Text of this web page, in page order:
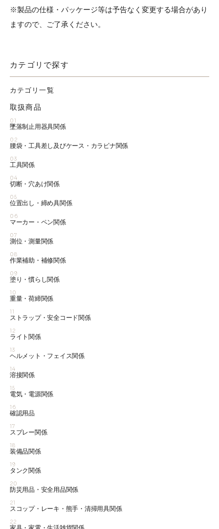
※製品の仕様・パッケージ等は予告なく変更する場合があり
ますので、ご了承ください。
カテゴリで探す
カテゴリ一覧
取扱商品
01
墜落制止用器具関係
02
腰袋・工具差し及びケース・カラビナ関係
03
工具関係
04
切断・穴あけ関係
05
位置出し・締め具関係
06
マーカー・ペン関係
07
測位・測量関係
08
作業補助・補修関係
09
塗り・慣らし関係
10
重量・荷締関係
11
ストラップ・安全コード関係
12
ライト関係
13
ヘルメット・フェイス関係
14
溶接関係
15
電気・電源関係
16
確認用品
17
スプレー関係
18
装備品関係
19
タンク関係
20
防災用品・安全用品関係
21
スコップ・レーキ・熊手・清掃用具関係
22